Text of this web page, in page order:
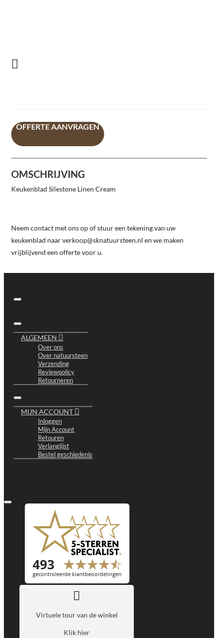
OFFERTE AANVRAGEN
OMSCHRIJVING
Keukenblad Silestone Linen Cream
Neem contact met ons op of stuur een tekening van uw
keukenblad naar verkoop@sknatuursteen.nl en we maken
vrijblijvend een offerte voor u.
ALGEMEEN
Over ons
Over natuursteen
Verzending
Reviewpolicy
Retourneren
MIJN ACCOUNT
Inloggen
Mijn Account
Retouren
Verlanglijst
Bestel geschiedenis
Virtuele tour van de winkel
Klik hier